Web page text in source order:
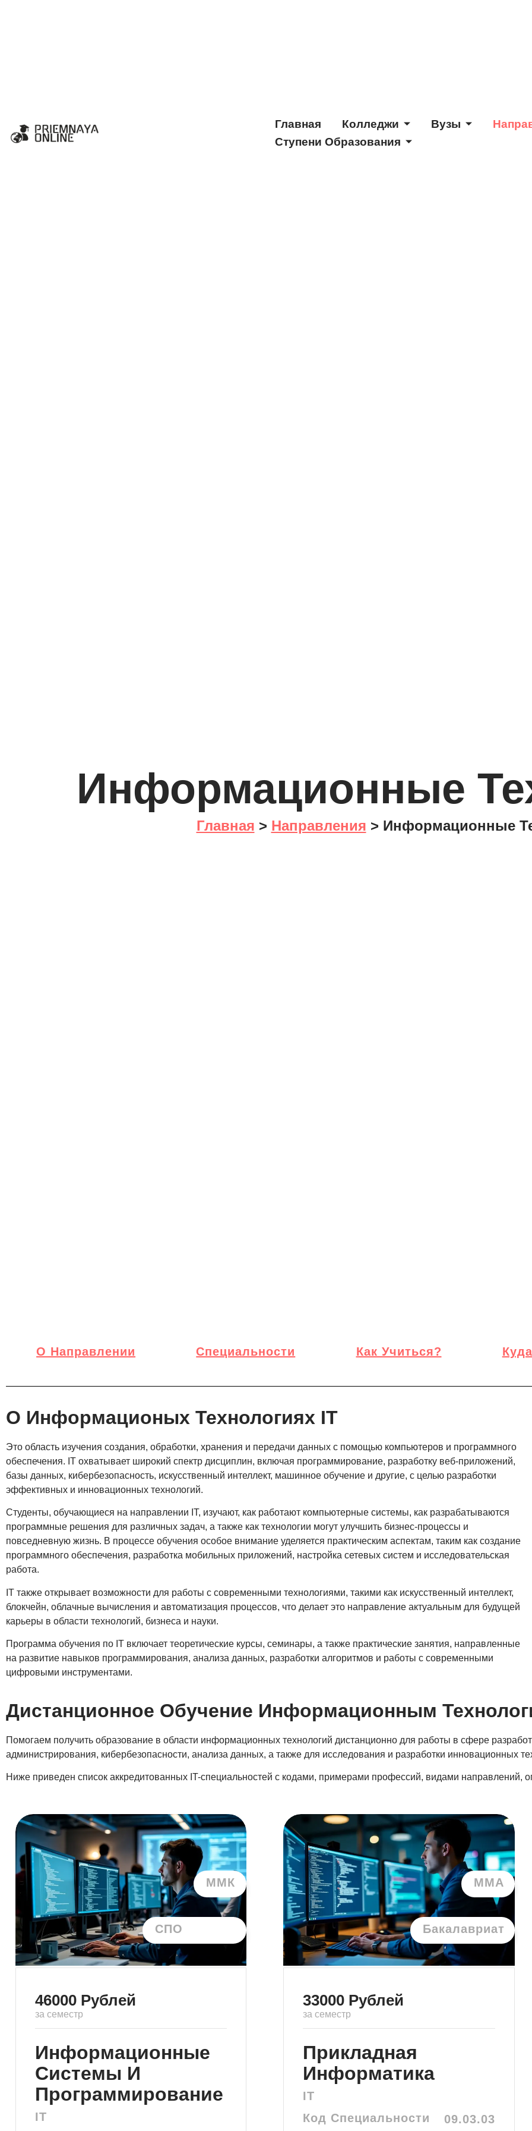
Главная Колледжи Вузы
Ступени Образования
Информационные
Главная > Направления > Информационные
О Направлении Специальности Как Учиться?
О Информационых Технологиях IT
Это область изучения создания, обработки, хранения и передачи данных с помощью компьютеров и программного
обеспечения. IT охватывает широкий спектр дисциплин, включая программирование, разработку веб-приложений,
базы данных, кибербезопасность, искусственный интеллект, машинное обучение и другие, с целью разработки
эффективных и инновационных технологий.
Студенты, обучающиеся на направлении IT, изучают, как работают компьютерные системы, как разрабатываются
программные решения для различных задач, а также как технологии могут улучшить бизнес-процессы и
повседневную жизнь. В процессе обучения особое внимание уделяется практическим аспектам, таким как создание
программного обеспечения, разработка мобильных приложений, настройка сетевых систем и исследовательская
работа.
IT также открывает возможности для работы с современными технологиями, такими как искусственный интеллект,
блокчейн, облачные вычисления и автоматизация процессов, что делает это направление актуальным для будущей
карьеры в области технологий, бизнеса и науки.
Программа обучения по IT включает теоретические курсы, семинары, а также практические занятия, направленные
на развитие навыков программирования, анализа данных, разработки алгоритмов и работы с современными
цифровыми инструментами.
Дистанционное Обучение Информационным
Помогаем получить образование в области информационных технологий дистанционно для работы в сфере
администрирования, кибербезопасности, анализа данных, а также для исследования и разработки инновационных
Ниже приведен список аккредитованных IT-специальностей с кодами, примерами профессий, видами направлений,
ММК
СПО
46000 Рублей
за семестр
Информационные
Системы И
Программирование
IT
ММА
Бакалавриат
33000 Рублей
за семестр
Прикладная
Информатика
IT
Код Специальности
09.03.03